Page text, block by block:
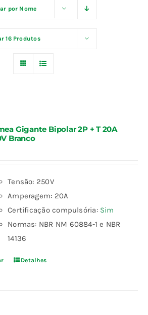
Representantes
Materiais
Calculadoras
de Pedidos
do representante ILUMI
por Nome
16 Produtos
Gigante Bipolar 2P + T 20A
Branco
Tensão: 250V
Amperagem: 20A
Certificação compulsória: Sim
Normas: NBR NM 60884-1 e NBR
14136
Detalhes